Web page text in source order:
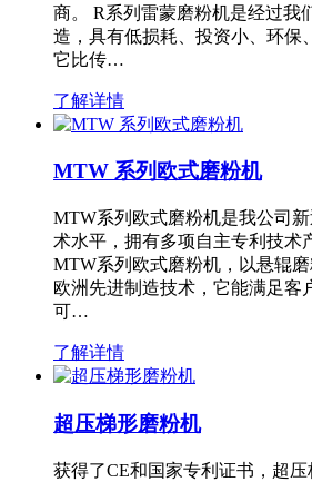
商。 R系列雷蒙磨粉机是经过我
造，具有低损耗、投资小、环保
它比传…
了解详情
MTW 系列欧式磨粉机
MTW系列欧式磨粉机是我公司
术水平，拥有多项自主专利技
MTW系列欧式磨粉机，以悬辊
欧洲先进制造技术，它能满足客
可…
了解详情
超压梯形磨粉机
获得了CE和国家专利证书，超